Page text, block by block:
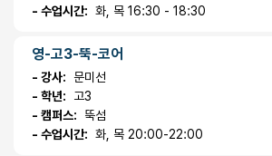
- 수업시간: 화, 목 16:30 - 18:30
영-고3-뚝-코어
- 강사: 문미선
- 학년:
고3
- 캠퍼스:
뚝섬
- 수업시간: 화, 목 20:00-22:00